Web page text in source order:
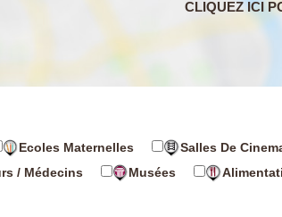
Ecoles Maternelles Salles De
/ Médecins Musées